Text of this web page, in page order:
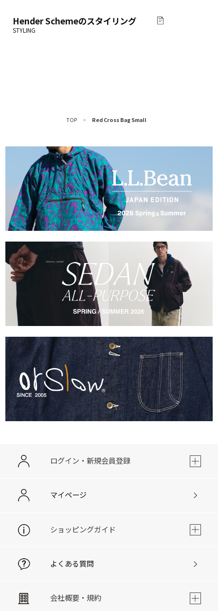
Hender Schemeのスタイリング
TOP > Red Cross Bag Small
ログイン・新規会員登録
マイページ
ショッピングガイド
よくある質問
会社概要・規約